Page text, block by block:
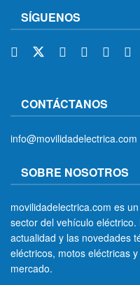
SÍGUENOS
CONTÁCTANOS
info@movilidadelectrica.com
SOBRE NOSOTROS
movilidadelectrica.com es
sector del vehículo
actualidad y las novedades
eléctricos, motos eléctricas
mercado.